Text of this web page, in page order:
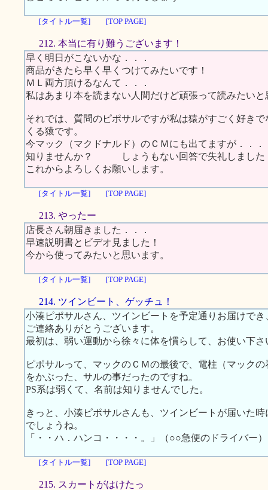
[タイトル一覧] [TOP PAGE]
212. 本当に有り難うございます！
早く明日がこないかな．．．
商品がきたら早く早くつけてみたいです！
ＭＬ両方頂けるなんて．．．
私はあまり本を読まない人間だけど頑張って読みたいと
それでは、質問のピポサルですが私は猿がすごく好き
くる猿です。
今マック（マクドナルド）のＣＭにも出てますが．．．
知りませんか？ しょうもない回答で失礼しました
これからよろしくお願いします。
[タイトル一覧] [TOP PAGE]
213. やったー
店長さん朝届きました．．．
早速説明書とビデオ見ました！
今から使ってみたいと思います。
[タイトル一覧] [TOP PAGE]
214. ツインビート、ゲッチュ！
小湊ピポサルさん、ツインビートを予定通りお届けで
ご連絡ありがとうございます。
最初は、弱い運動から徐々に体を慣らして、お使い下さ
ピポサルって、マックのＣＭの最後で、電柱（マック
をかぶった、サルの事だったのですね。
PS系は弱くて、名前は知りませんでした。
きっと、小湊ピポサルさんも、ツインビートが届いた
でしょうね。
「・・ハ．ハンコ・・・・。」（○○急便のドライバー）
[タイトル一覧] [TOP PAGE]
215. スカートがはけたっ